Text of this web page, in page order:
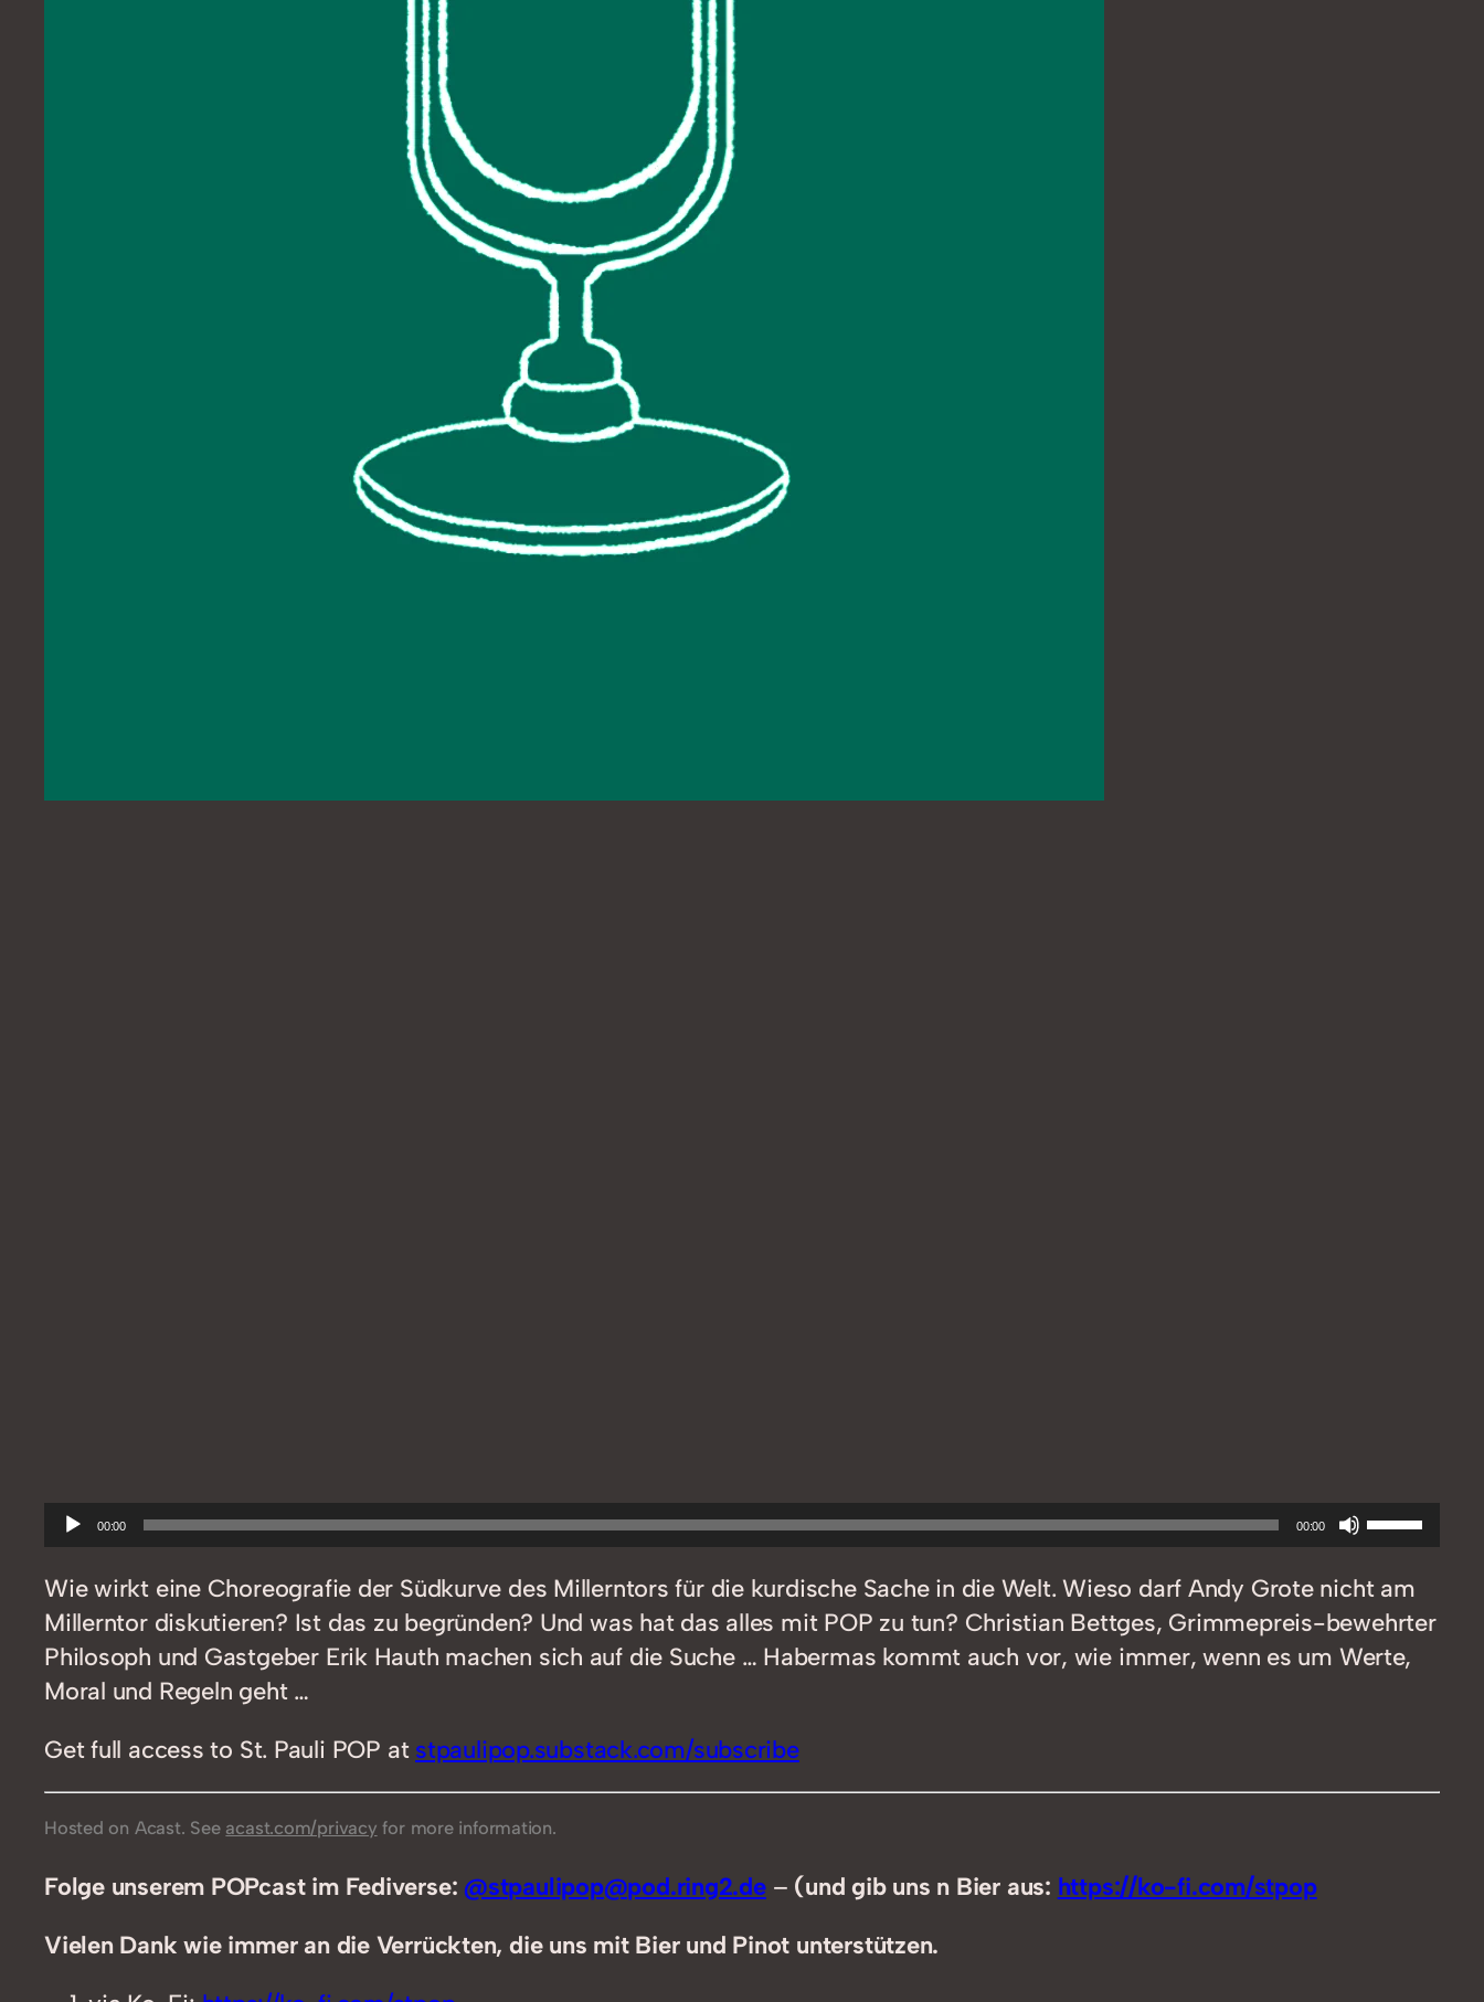
Audio-
Player
00:00 00:00
Pfeiltasten
Hoch/
benutzen,
um
die
Wie wirkt eine Choreografie der Südkurve des Millerntors für die kurdische Sache in die Welt. Wieso darf Andy Grote nicht am
Millerntor diskutieren? Ist das zu begründen? Und was hat das alles mit POP zu tun? Christian Bettges, Grimmepreis-bewehrter
Philosoph und Gastgeber Erik Hauth machen sich auf die Suche … Habermas kommt auch vor, wie immer, wenn es um Werte,
Moral und Regeln geht …
Get full access to St. Pauli POP at stpaulipop.substack.com/subscribe
Hosted on Acast. See acast.com/privacy for more information.
Folge unserem POPcast im Fediverse:@stpaulipop@pod.ring2.de– (und gib uns n Bier aus: https://ko-fi.com/stpop
Vielen Dank wie immer an die Verrückten, die uns mit Bier und Pinot unterstützen.